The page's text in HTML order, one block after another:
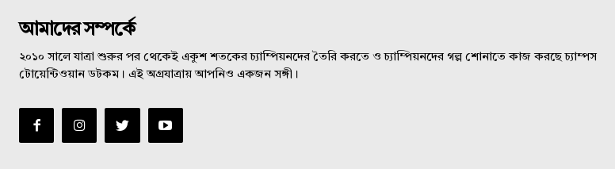
আমাদের সম্পর্কে
২০১০ সালে যাত্রা শুরুর পর থেকেই একুশ শতকের চ্যাম্পিয়নদের তৈরি করতে ও চ্যাম্পিয়নদের গল্প শোনাতে কাজ করছে চ্যাম্পস
টোয়েন্টিওয়ান ডটকম। এই অগ্রযাত্রায় আপনিও একজন সঙ্গী।